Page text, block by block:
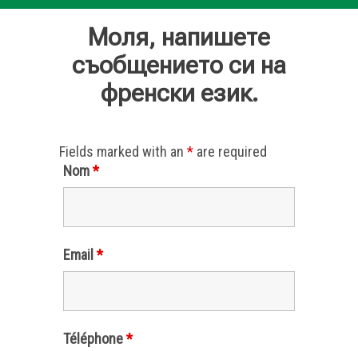
Моля, напишете
съобщението си на
френски език.
Fields marked with an * are required
Nom*
Email *
Téléphone*